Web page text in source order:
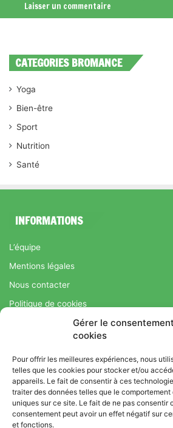
Gérer le
cookies
Pour offrir les meilleures expériences, nous
telles que les cookies pour stocker et/ou
appareils. Le fait de consentir à ces
traiter des données telles que le
uniques sur ce site. Le fait de ne pas consentir
consentement peut avoir un effet négatif sur
et fonctions.
CATEGORIES BROMANCE
Yoga
Bien-être
Sport
Nutrition
Santé
INFORMATIONS
L’équipe
Mentions légales
Nous contacter
Politique de cookies
Régime Savoir Maigrir.fr : La méthode
une perte de poids durable
© Copyright 2026, Tous droits
Bien-Être : Yoga, Bien-être,
L’équipe